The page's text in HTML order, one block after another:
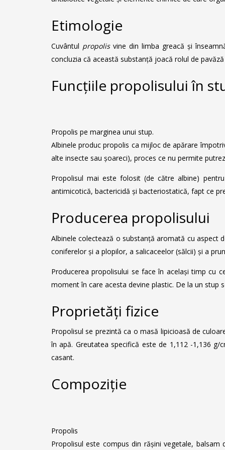
Etimologie
Cuvântul propolisvine din limba greacă și
concluzia că această substanță joacă rolul de
Funcțiile propolisului în
Propolis pe marginea unui stup.
Albinele produc propolis ca mijloc de apărare
alte insecte sau șoareci), proces ce nu permite
Propolisul mai este folosit (de către albine)
antimicotică, bactericidă și bacteriostatică, fapt ce
Producerea propolisului
Albinele colectează o substanță aromată cu aspect
coniferelor și a plopilor, a salicaceelor (sălcii) și a
Producerea propolisului se face în același timp cu
moment în care acesta devine plastic. De la un
Proprietăți fizice
Propolisul se prezintă ca o masă lipicioasă de
în apă. Greutatea specifică este de 1,112 -1,136
casant.
Compoziție
Propolis
Propolisul este compus din rășini vegetale,